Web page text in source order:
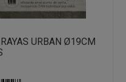
URBAN Ø19CM